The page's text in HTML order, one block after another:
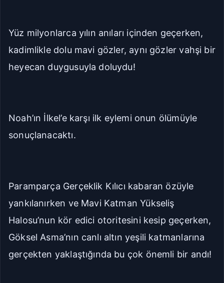
Yüz milyonlarca yılın anıları içinden geçerken,
kadimlikle dolu mavi gözler, aynı gözler vahşi bir
heyecan duygusuyla doluydu!
Noah’ın İlkel’e karşı ilk eylemi onun ölümüyle
sonuçlanacaktı.
Paramparça Gerçeklik Kılıcı kabaran özüyle
yankılanırken ve Mavi Katman Yükseliş
Halosu’nun kör edici otoritesini kesip geçerken,
Göksel Asma’nın canlı altın yeşili katmanlarına
gerçekten yaklaştığında bu çok önemli bir andı!